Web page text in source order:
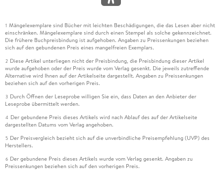
1 Mängelexemplare sind Bücher mit leichten Beschädigungen, die das Lesen aber nicht
einschränken. Mängelexemplare sind durch einen Stempel als solche gekennzeichnet.
Die frühere Buchpreisbindung ist aufgehoben. Angaben zu Preissenkungen beziehen
sich auf den gebundenen Preis eines mangelfreien Exemplars.
2 Diese Artikel unterliegen nicht der Preisbindung, die Preisbindung dieser Artikel
wurde aufgehoben oder der Preis wurde vom Verlag gesenkt. Die jeweils zutreffende
Alternative wird Ihnen auf der Artikelseite dargestellt. Angaben zu Preissenkungen
beziehen sich auf den vorherigen Preis.
3 Durch Öffnen der Leseprobe willigen Sie ein, dass Daten an den Anbieter der
Leseprobe übermittelt werden.
4 Der gebundene Preis dieses Artikels wird nach Ablauf des auf der Artikelseite
dargestellten Datums vom Verlag angehoben.
5 Der Preisvergleich bezieht sich auf die unverbindliche Preisempfehlung (UVP) des
Herstellers.
6 Der gebundene Preis dieses Artikels wurde vom Verlag gesenkt. Angaben zu
Preissenkungen beziehen sich auf den vorherigen Preis.